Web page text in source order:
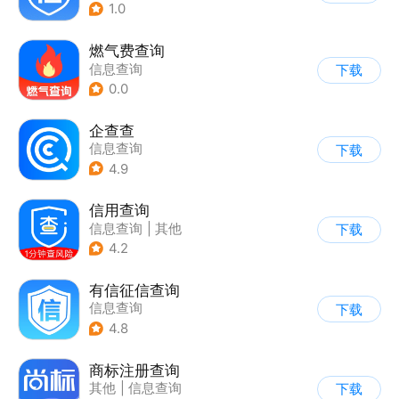
1.0
燃气费查询
信息查询
0.0
下载
企查查
信息查询
4.9
下载
信用查询
信息查询
其他
4.2
下载
有信征信查询
信息查询
4.8
下载
商标注册查询
其他
信息查询
下载